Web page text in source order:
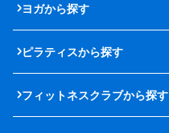
ヨガから探す
ピラティスから探す
フィットネスクラブから探す